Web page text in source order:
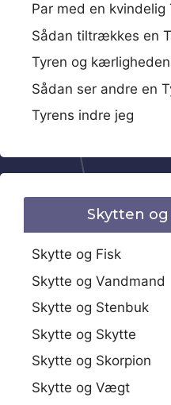
Par med en kvindelig
Sådan tiltrækkes en
Tyren og kærligheden
Sådan ser andre en
Tyrens indre jeg
Skytten
Skytte og Fisk
Skytte og Vandmand
Skytte og Stenbuk
Skytte og Skytte
Skytte og Skorpion
Skytte og Vægt